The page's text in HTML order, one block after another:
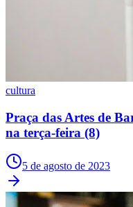
cultura
Praça das Artes de
na terça-feira (8)
5 de agosto de 2023